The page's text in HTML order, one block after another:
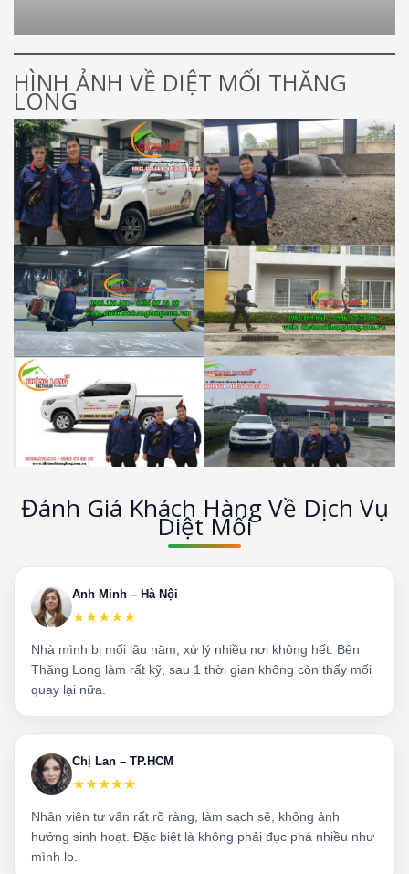
HÌNH ẢNH VỀ DIỆT MỐI THĂNG
LONG
Đánh Giá Khách Hàng Về Dịch Vụ
Diệt Mối
Anh Minh – Hà Nội
★★★★★
Nhà mình bị mối lâu năm, xử lý nhiều nơi không hết. Bên
Thăng Long làm rất kỹ, sau 1 thời gian không còn thấy mối
quay lại nữa.
Chị Lan – TP.HCM
★★★★★
Nhân viên tư vấn rất rõ ràng, làm sạch sẽ, không ảnh
hưởng sinh hoạt. Đặc biệt là không phải đục phá nhiều như
mình lo.